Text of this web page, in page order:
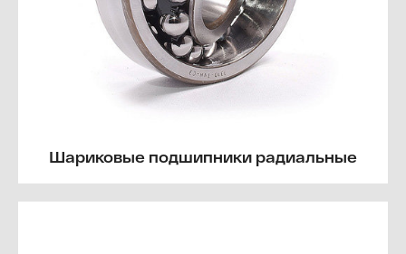
Шариковые подшипники радиальные